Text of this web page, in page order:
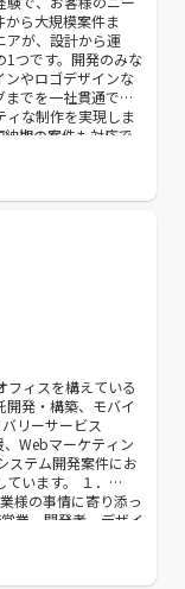
から大規模案件ま
アが、設計から運
1つです。開発のみな
ンやロゴデザインな
でを一社貫通で制
ィな制作を実現しま
期の案件も対応で
ださい。
フィスを構えている
開発・構築、モバイ
リーサービス
Webマーケティン
ステム開発案件にお
います。 １．
様の事情に寄り添っ
業、開発者、デザイ
可能です。 ３．
を用いて、企業様
自社システム開発